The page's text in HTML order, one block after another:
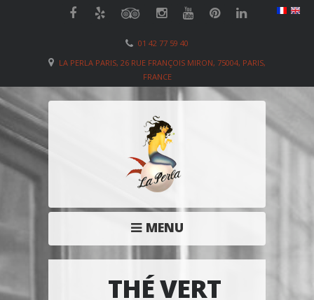
01 42 77 59 40
LA PERLA PARIS, 26 RUE FRANÇOIS MIRON, 75004, PARIS,
FRANCE
MENU
THÉ VERT